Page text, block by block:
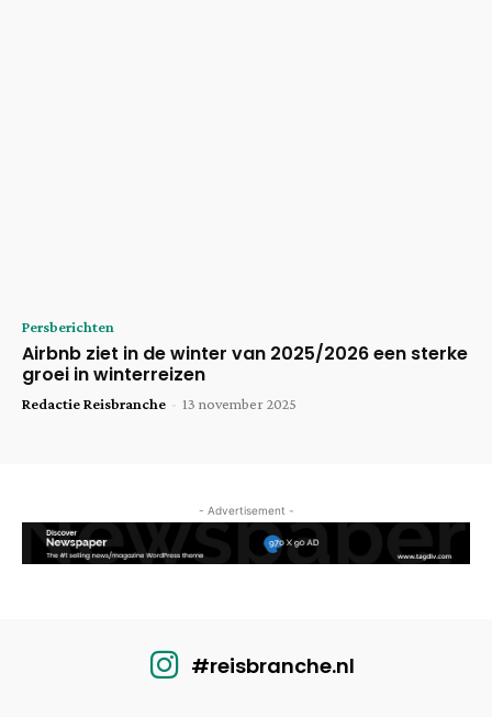
Persberichten
Airbnb ziet in de winter van 2025/2026 een sterke
groei in winterreizen
Redactie Reisbranche - 13 november 2025
- Advertisement -
#reisbranche.nl